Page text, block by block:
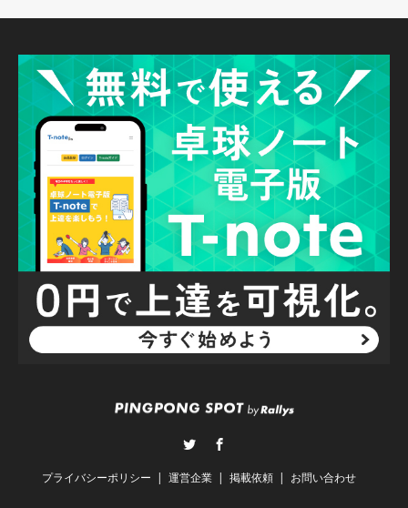
プライバシーポリシー 運営企業 掲載依頼 お問い合わせ